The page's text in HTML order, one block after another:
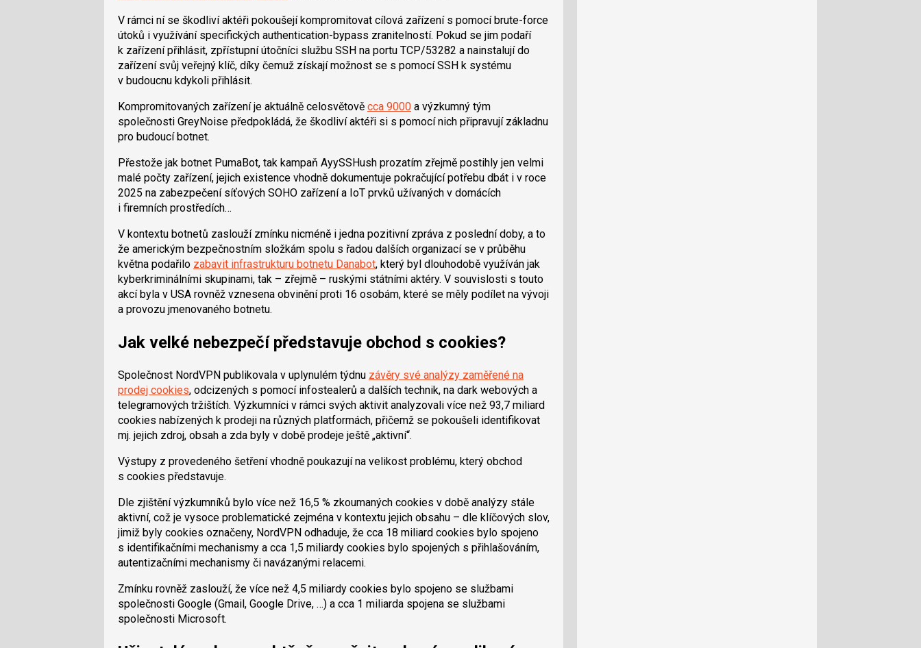
V rámci ní se škodliví aktéři pokoušejí kompromitovat cílová zařízení s pomocí brute-force
útoků i využívání specifických authentication-bypass zranitelností. Pokud se jim podaří
k zařízení přihlásit, zpřístupní útočníci službu SSH na portu TCP/53282 a nainstalují do
zařízení svůj veřejný klíč, díky čemuž získají možnost se s pomocí SSH k systému
v budoucnu kdykoli přihlásit.
Kompromitovaných zařízení je aktuálně celosvětově cca 9000 a výzkumný tým
společnosti GreyNoise předpokládá, že škodliví aktéři si s pomocí nich připravují základnu
pro budoucí botnet.
Přestože jak botnet PumaBot, tak kampaň AyySSHush prozatím zřejmě postihly jen velmi
malé počty zařízení, jejich existence vhodně dokumentuje pokračující potřebu dbát i v roce
2025 na zabezpečení síťových SOHO zařízení a IoT prvků užívaných v domácích
i firemních prostředích…
V kontextu botnetů zaslouží zmínku nicméně i jedna pozitivní zpráva z poslední doby, a to
že americkým bezpečnostním složkám spolu s řadou dalších organizací se v průběhu
května podařilo zabavit infrastrukturu botnetu Danabot, který byl dlouhodobě využíván jak
kyberkriminálními skupinami, tak – zřejmě – ruskými státními aktéry. V souvislosti s touto
akcí byla v USA rovněž vznesena obvinění proti 16 osobám, které se měly podílet na vývoji
a provozu jmenovaného botnetu.
Jak velké nebezpečí představuje obchod s cookies?
Společnost NordVPN publikovala v uplynulém týdnu závěry své analýzy zaměřené na
prodej cookies, odcizených s pomocí infostealerů a dalších technik, na dark webových a
telegramových tržištích. Výzkumníci v rámci svých aktivit analyzovali více než 93,7 miliard
cookies nabízených k prodeji na různých platformách, přičemž se pokoušeli identifikovat
mj. jejich zdroj, obsah a zda byly v době prodeje ještě „aktivní“.
Výstupy z provedeného šetření vhodně poukazují na velikost problému, který obchod
s cookies představuje.
Dle zjištění výzkumníků bylo více než 16,5 % zkoumaných cookies v době analýzy stále
aktivní, což je vysoce problematické zejména v kontextu jejich obsahu – dle klíčových slov,
jimiž byly cookies označeny, NordVPN odhaduje, že cca 18 miliard cookies bylo spojeno
s identifikačními mechanismy a cca 1,5 miliardy cookies bylo spojených s přihlašováním,
autentizačními mechanismy či navázanými relacemi.
Zmínku rovněž zaslouží, že více než 4,5 miliardy cookies bylo spojeno se službami
společnosti Google (Gmail, Google Drive, …) a cca 1 miliarda spojena se službami
společnosti Microsoft.